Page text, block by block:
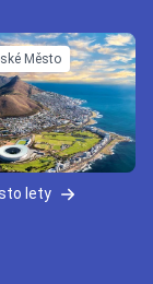
Město
lety